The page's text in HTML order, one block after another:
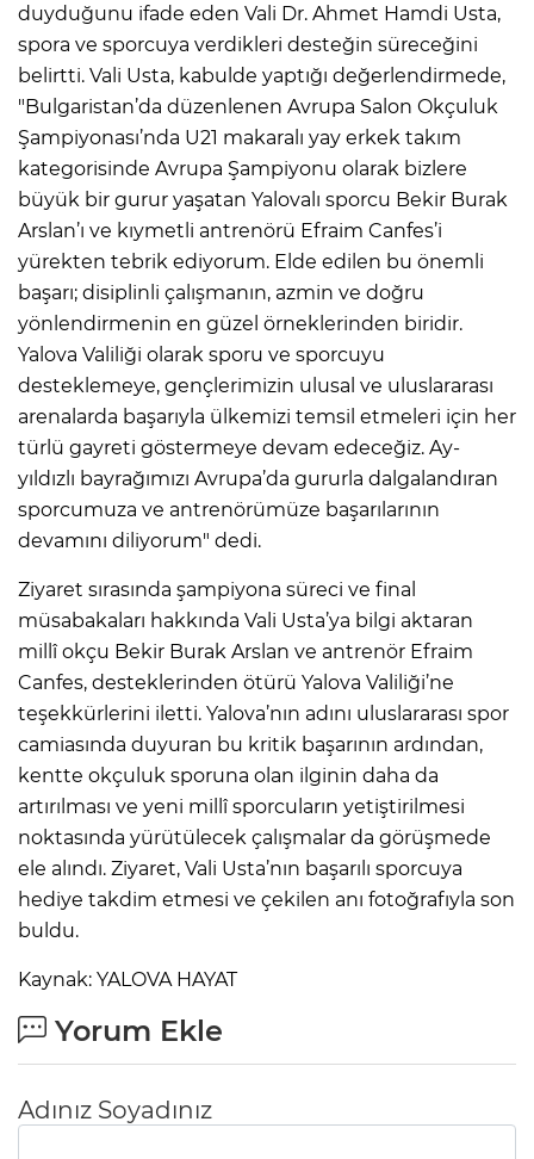
duyduğunu ifade eden Vali Dr. Ahmet Hamdi Usta,
spora ve sporcuya verdikleri desteğin süreceğini
belirtti. Vali Usta, kabulde yaptığı değerlendirmede,
"Bulgaristan’da düzenlenen Avrupa Salon Okçuluk
Şampiyonası’nda U21 makaralı yay erkek takım
kategorisinde Avrupa Şampiyonu olarak bizlere
büyük bir gurur yaşatan Yalovalı sporcu Bekir Burak
Arslan’ı ve kıymetli antrenörü Efraim Canfes’i
yürekten tebrik ediyorum. Elde edilen bu önemli
başarı; disiplinli çalışmanın, azmin ve doğru
yönlendirmenin en güzel örneklerinden biridir.
Yalova Valiliği olarak sporu ve sporcuyu
desteklemeye, gençlerimizin ulusal ve uluslararası
arenalarda başarıyla ülkemizi temsil etmeleri için her
türlü gayreti göstermeye devam edeceğiz. Ay-
yıldızlı bayrağımızı Avrupa’da gururla dalgalandıran
sporcumuza ve antrenörümüze başarılarının
devamını diliyorum" dedi.
Ziyaret sırasında şampiyona süreci ve final
müsabakaları hakkında Vali Usta’ya bilgi aktaran
millî okçu Bekir Burak Arslan ve antrenör Efraim
Canfes, desteklerinden ötürü Yalova Valiliği’ne
teşekkürlerini iletti. Yalova’nın adını uluslararası spor
camiasında duyuran bu kritik başarının ardından,
kentte okçuluk sporuna olan ilginin daha da
artırılması ve yeni millî sporcuların yetiştirilmesi
noktasında yürütülecek çalışmalar da görüşmede
ele alındı. Ziyaret, Vali Usta’nın başarılı sporcuya
hediye takdim etmesi ve çekilen anı fotoğrafıyla son
buldu.
Kaynak: YALOVA HAYAT
Yorum Ekle
Adınız Soyadınız